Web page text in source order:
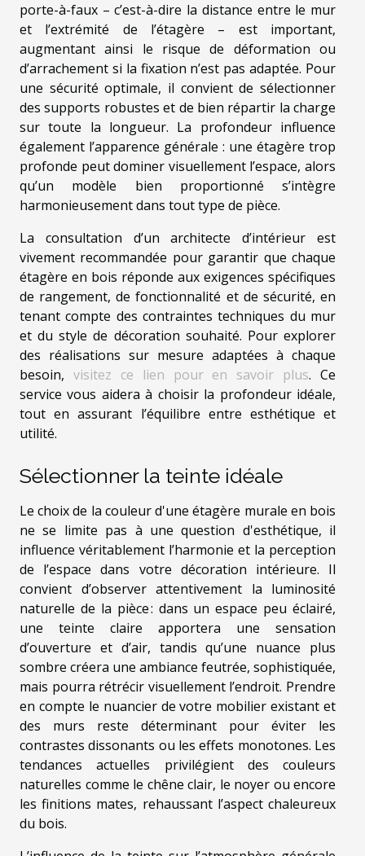
porte-à-faux – c’est-à-dire la distance entre le mur
et l’extrémité de l’étagère – est important,
augmentant ainsi le risque de déformation ou
d’arrachement si la fixation n’est pas adaptée. Pour
une sécurité optimale, il convient de sélectionner
des supports robustes et de bien répartir la charge
sur toute la longueur. La profondeur influence
également l’apparence générale : une étagère trop
profonde peut dominer visuellement l’espace, alors
qu’un modèle bien proportionné s’intègre
harmonieusement dans tout type de pièce.
La consultation d’un architecte d’intérieur est
vivement recommandée pour garantir que chaque
étagère en bois réponde aux exigences spécifiques
de rangement, de fonctionnalité et de sécurité, en
tenant compte des contraintes techniques du mur
et du style de décoration souhaité. Pour explorer
des réalisations sur mesure adaptées à chaque
besoin, visitez ce lien pour en savoir plus. Ce
service vous aidera à choisir la profondeur idéale,
tout en assurant l’équilibre entre esthétique et
utilité.
Sélectionner la teinte idéale
Le choix de la couleur d'une étagère murale en bois
ne se limite pas à une question d'esthétique, il
influence véritablement l’harmonie et la perception
de l’espace dans votre décoration intérieure. Il
convient d’observer attentivement la luminosité
naturelle de la pièce : dans un espace peu éclairé,
une teinte claire apportera une sensation
d’ouverture et d’air, tandis qu’une nuance plus
sombre créera une ambiance feutrée, sophistiquée,
mais pourra rétrécir visuellement l’endroit. Prendre
en compte le nuancier de votre mobilier existant et
des murs reste déterminant pour éviter les
contrastes dissonants ou les effets monotones. Les
tendances actuelles privilégient des couleurs
naturelles comme le chêne clair, le noyer ou encore
les finitions mates, rehaussant l’aspect chaleureux
du bois.